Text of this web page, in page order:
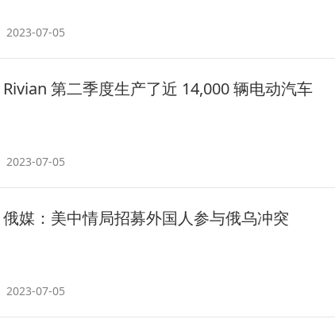
2023-07-05
Rivian 第二季度生产了近 14,000 辆电动汽车
2023-07-05
俄媒：美中情局招募外国人参与俄乌冲突
2023-07-05